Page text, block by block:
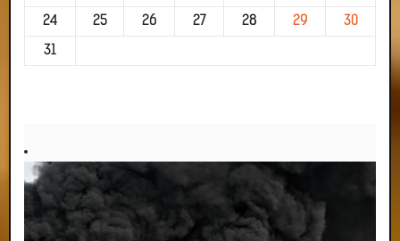
24 25 26 27 28 29 30
31